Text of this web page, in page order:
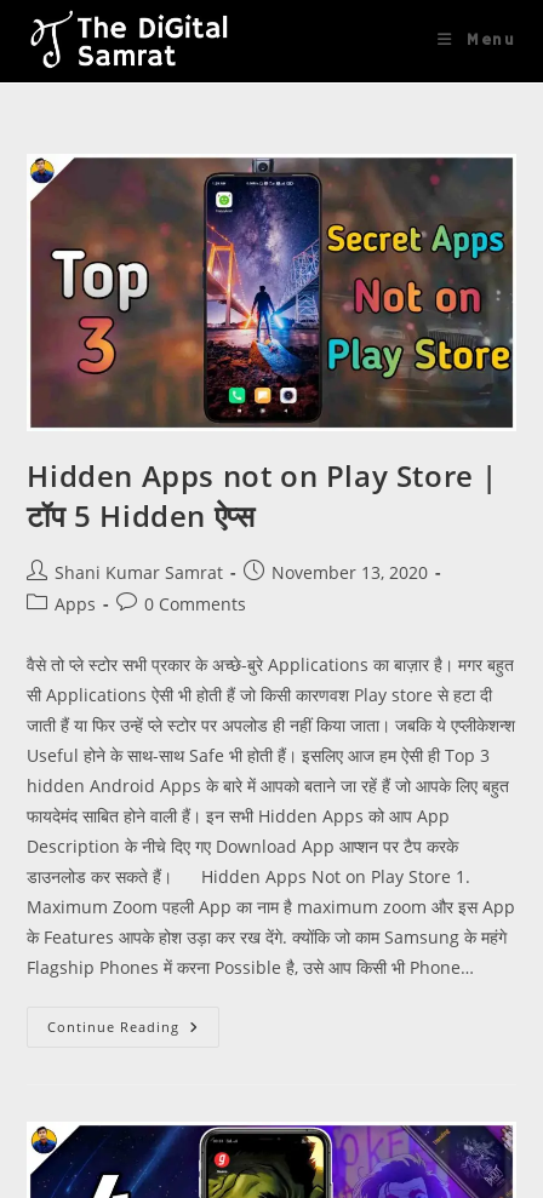
content
Menu
Hidden Apps not on Play Store |
टॉप 5 Hidden ऐप्स
Shani Kumar Samrat
November 13, 2020
Apps
0 Comments
वैसे तो प्ले स्टोर सभी प्रकार के अच्छे-बुरे Applications का बाज़ार है। मगर बहुत
सी Applications ऐसी भी होती हैं जो किसी कारणवश Play store से हटा दी
जाती हैं या फिर उन्हें प्ले स्टोर पर अपलोड ही नहीं किया जाता। जबकि ये एप्लीकेशन्श
Useful होने के साथ-साथ Safe भी होती हैं। इसलिए आज हम ऐसी ही Top 3
hidden Android Apps के बारे में आपको बताने जा रहें हैं जो आपके लिए बहुत
फायदेमंद साबित होने वाली हैं। इन सभी Hidden Apps को आप App
Description के नीचे दिए गए Download App आप्शन पर टैप करके
डाउनलोड कर सकते हैं। Hidden Apps Not on Play Store 1.
Maximum Zoom पहली App का नाम है maximum zoom और इस App
के Features आपके होश उड़ा कर रख देंगे. क्योंकि जो काम Samsung के महंगे
Flagship Phones में करना Possible है, उसे आप किसी भी Phone…
Continue Reading